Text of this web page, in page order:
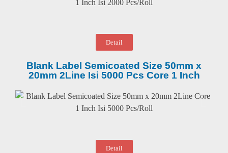
Detail
Blank Label Semicoated Size 50mm x
20mm 2Line Isi 5000 Pcs Core 1 Inch
Detail